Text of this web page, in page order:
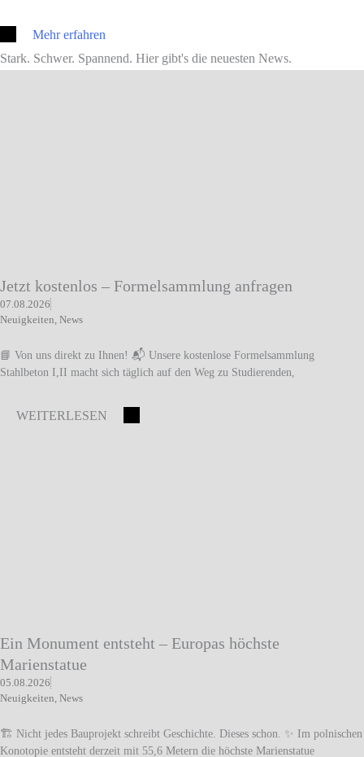
Mehr erfahren
Stark. Schwer. Spannend. Hier gibt's die neuesten News.
Jetzt kostenlos – Formelsammlung anfragen
07.08.2026
Neuigkeiten News
📘 Von uns direkt zu Ihnen! 📬 Unsere kostenlose Formelsammlung
Stahlbeton I,II macht sich täglich auf den Weg zu Studierenden,
WEITERLESEN
Ein Monument entsteht – Europas höchste
Marienstatue
05.08.2026
Neuigkeiten News
🏗️ Nicht jedes Bauprojekt schreibt Geschichte. Dieses schon. ✨ Im polnischen
Konotopie entsteht derzeit mit 55,6 Metern die höchste Marienstatue